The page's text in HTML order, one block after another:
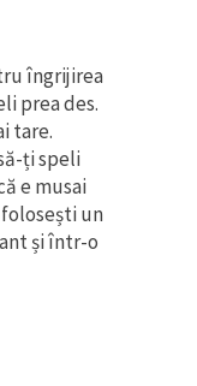
îngrijirea
prea des.
tare.
ți speli
e musai
folosești un
și într-o